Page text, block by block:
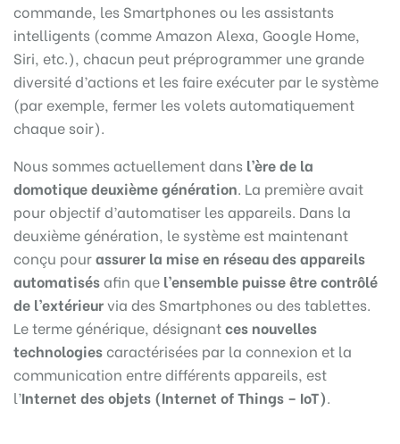
commande, les Smartphones ou les assistants
intelligents (comme Amazon Alexa, Google Home,
Siri, etc.), chacun peut préprogrammer une grande
diversité d’actions et les faire exécuter par le système
(par exemple, fermer les volets automatiquement
chaque soir).
Nous sommes actuellement dans l’ère de la
domotique deuxième génération. La première avait
pour objectif d’automatiser les appareils. Dans la
deuxième génération, le système est maintenant
conçu pourassurer la mise en réseau des appareils
automatisésafin que l’ensemble puisse être contrôlé
de l’extérieurvia des Smartphones ou des tablettes.
Le terme générique, désignantces nouvelles
technologies caractérisées par la connexion et la
communication entre différents appareils, est
l’Internet des objets (Internet of Things – IoT).